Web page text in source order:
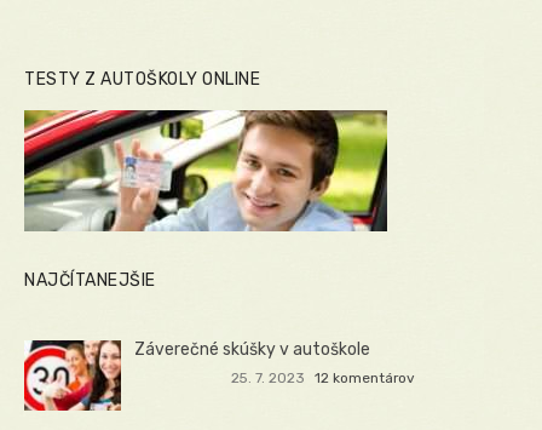
TESTY Z AUTOŠKOLY ONLINE
NAJČÍTANEJŠIE
Záverečné skúšky v autoškole
25. 7. 2023 12 komentárov